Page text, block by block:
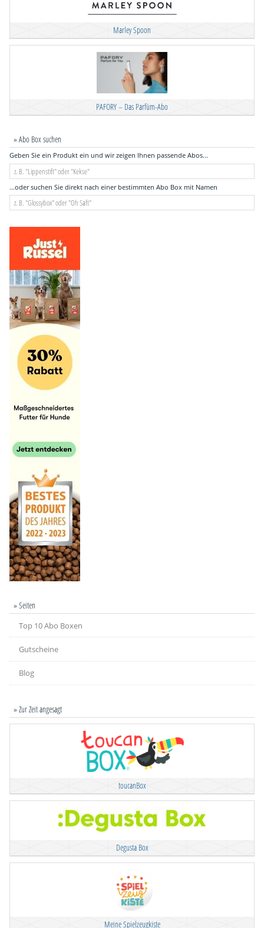
Marley Spoon
PAFORY – Das Parfüm-Abo
» Abo Box suchen
Geben Sie ein Produkt ein und wir zeigen Ihnen passende Abos...
...oder suchen Sie direkt nach einer bestimmten Abo Box mit Namen
» Seiten
Top 10 Abo Boxen
Gutscheine
Blog
» Zur Zeit angesagt
toucanBox
Degusta Box
Meine Spielzeugkiste